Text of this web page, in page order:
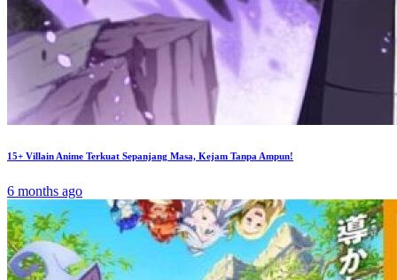
15+ Villain Anime Terkuat Sepanjang Masa, Kejam Tanpa Ampun!
6 months ago